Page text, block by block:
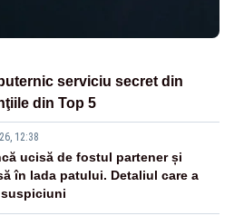
serviciu secret din
din Top 5
12:38
ucisă de fostul partener și
în lada patului. Detaliul care a